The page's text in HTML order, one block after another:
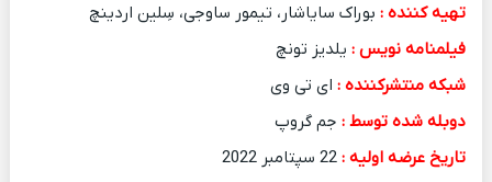
تهیه کننده :بوراک سایاشار، تیمور ساوجی، سِلین اردینچ
فیلمنامه نویس :یلدیز تونچ
شبکه منتشرکننده :ای تی وی
دوبله شده توسط :جم گروپ
تاریخ عرضه اولیه :22 سپتامبر 2022